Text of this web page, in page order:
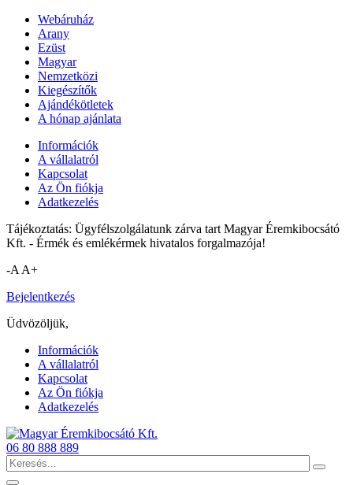
Webáruház
Arany
Ezüst
Magyar
Nemzetközi
Kiegészítők
Ajándékötletek
A hónap ajánlata
Információk
A vállalatról
Kapcsolat
Az Ön fiókja
Adatkezelés
Tájékoztatás: Ügyfélszolgálatunk zárva tart Magyar Éremkibocsátó
Kft. - Érmék és emlékérmek hivatalos forgalmazója!
-A A+
Bejelentkezés
Üdvözöljük,
Információk
A vállalatról
Kapcsolat
Az Ön fiókja
Adatkezelés
06 80 888 889